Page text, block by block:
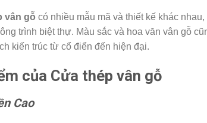
vân gỗ có nhiều mẫu mã và thiết kế khác
trình biệt thự. Màu sắc và hoa văn vân gỗ
kiến trúc từ cổ điển đến hiện đại.
của Cửa thép vân gỗ
Cao